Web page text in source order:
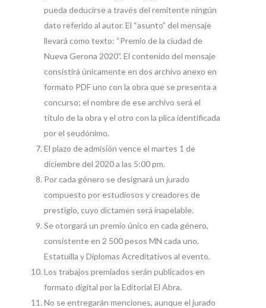
pueda deducirse a través del remitente ningún
dato referido al autor. El “asunto” del mensaje
llevará como texto: “Premio de la ciudad de
Nueva Gerona 2020”. El contenido del mensaje
consistirá únicamente en dos archivo anexo en
formato PDF uno con la obra que se presenta a
concurso; el nombre de ese archivo será el
título de la obra y el otro con la plica identificada
por el seudónimo.
El plazo de admisión vence el martes 1 de
diciembre del 2020 a las 5:00 pm.
Por cada género se designará un jurado
compuesto por estudiosos y creadores de
prestigio, cuyo dictamen será inapelable.
Se otorgará un premio único en cada género,
consistente en 2 500 pesos MN cada uno,
Estatuilla y Diplomas Acreditativos al evento.
Los trabajos premiados serán publicados en
formato digital por la Editorial El Abra.
No se entregarán menciones, aunque el jurado